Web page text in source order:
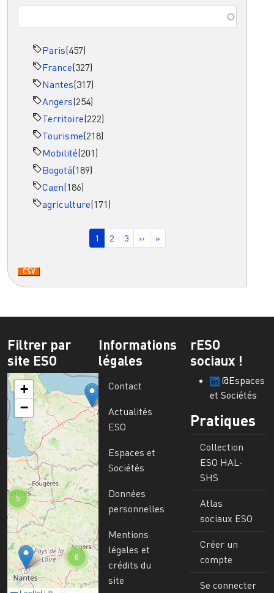
Paris(457)
France(327)
Nantes(317)
Angers(254)
Territoire(222)
Tourisme(218)
Mobilité(201)
Bogotá(189)
Caen(186)
agriculture(171)
Page courante
1 Page
2 Page
3 Page suivante
›› Dernière page
»
Filtrer par
site ESO
6
5
+
−
Informations
légales
Contact
Actualités
ESO
Espaces et
Sociétés
Données
personnelles
Mentions
légales et
crédits du
site
rESO
sociaux !
@Espaces
et Sociétés
Pratiques
Collection
ESO HAL-
SHS
Atlas
sociaux ESO
Créer un
compte
Se connecter